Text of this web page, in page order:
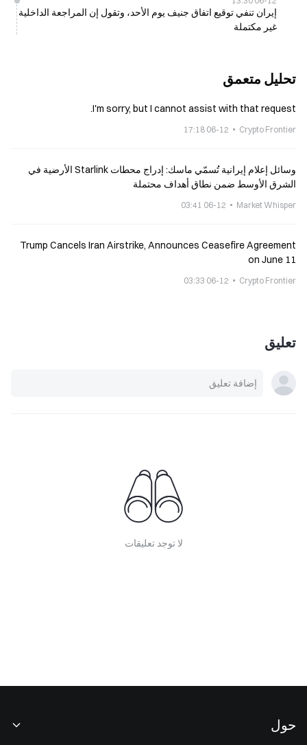
إيران تنفي توقيع اتفاق جنيف يوم الأحد، وتقول إن المراجعة الداخلية
غير مكتملة
تحليل متعمق
I'm sorry, but I cannot assist with that request.
Crypto Frontier
06-12 17:18
وسائل إعلام إيرانية تُسمّي ماسك: إدراج محطات Starlink الأرضية في
الشرق الأوسط ضمن نطاق أهداف محتملة
Market Whisper
06-12 03:41
Trump Cancels Iran Airstrike, Announces Ceasefire Agreement
on June 11
Crypto Frontier
06-12 03:33
تعليق
لا توجد تعليقات
حول